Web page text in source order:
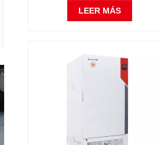
eléctrica bioquímica Precios de
fábrica Equipo de laboratorio de
LEER MÁS